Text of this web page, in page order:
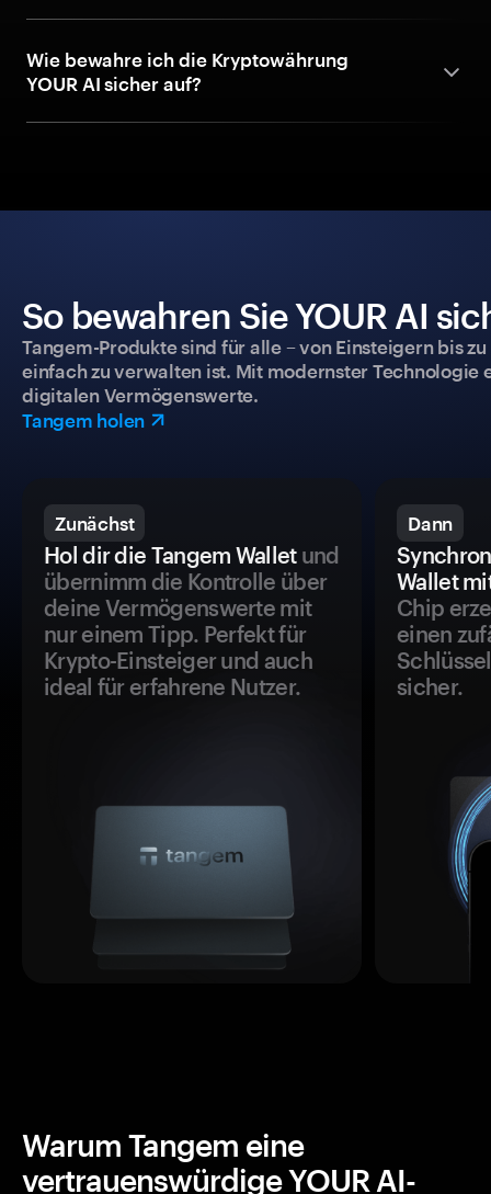
Wie bewahre ich die Kryptowährung
YOUR AI sicher auf?
So bewahren Sie YOUR AI
Tangem-Produkte sind für alle – von Einsteigern bis
einfach zu verwalten ist. Mit modernster
digitalen Vermögenswerte.
Tangem holen
Zunächst
Hol dir die Tangem Walletund
übernimm die Kontrolle über
deine Vermögenswerte mit
nur einem Tipp. Perfekt für
Krypto-Einsteiger und auch
ideal für erfahrene Nutzer.
Dann
Wallet
Chip
einen
sicher.
Warum Tangem eine
vertrauenswürdige YOUR AI-